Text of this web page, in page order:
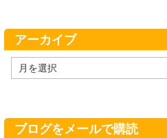
ー
アーカイブ
ー
ブ
ブログをメールで購読